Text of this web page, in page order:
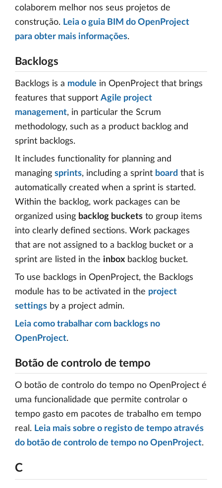
colaborem melhor nos seus projetos de
construção. Leia o guia BIM do OpenProject
para obter mais informações.
Backlogs
Backlogs is a module in OpenProject that brings
features that support Agile project
management, in particular the Scrum
methodology, such as a product backlog and
sprint backlogs.
It includes functionality for planning and
managing sprints, including a sprint board that is
automatically created when a sprint is started.
Within the backlog, work packages can be
organized using backlog buckets to group items
into clearly defined sections. Work packages
that are not assigned to a backlog bucket or a
sprint are listed in the inbox backlog bucket.
To use backlogs in OpenProject, the Backlogs
module has to be activated in the project
settings by a project admin.
Leia como trabalhar com backlogs no
OpenProject.
Botão de controlo de tempo
O botão de controlo do tempo no OpenProject é
uma funcionalidade que permite controlar o
tempo gasto em pacotes de trabalho em tempo
real. Leia mais sobre o registo de tempo através
do botão de controlo de tempo no OpenProject.
C